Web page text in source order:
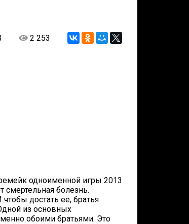
2 253
одноименной игры 2013
смертельная болезнь.
достать ее, братья
из основных
обоими братьями. Это